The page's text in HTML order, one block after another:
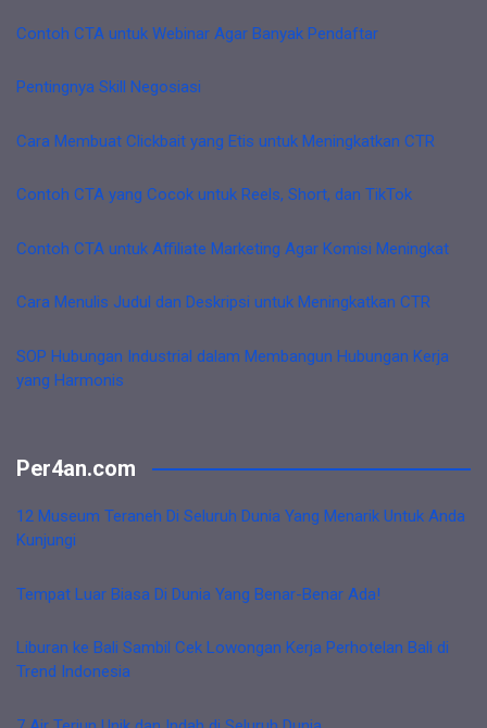
Contoh CTA untuk Webinar Agar Banyak Pendaftar
Pentingnya Skill Negosiasi
Cara Membuat Clickbait yang Etis untuk Meningkatkan CTR
Contoh CTA yang Cocok untuk Reels, Short, dan TikTok
Contoh CTA untuk Affiliate Marketing Agar Komisi Meningkat
Cara Menulis Judul dan Deskripsi untuk Meningkatkan CTR
SOP Hubungan Industrial dalam Membangun Hubungan Kerja
yang Harmonis
Per4an.com
12 Museum Teraneh Di Seluruh Dunia Yang Menarik Untuk Anda
Kunjungi
Tempat Luar Biasa Di Dunia Yang Benar-Benar Ada!
Liburan ke Bali Sambil Cek Lowongan Kerja Perhotelan Bali di
Trend Indonesia